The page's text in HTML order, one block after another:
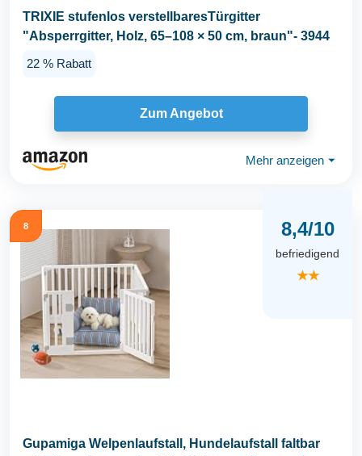
TRIXIE stufenlos verstellbaresTürgitter
"Absperrgitter, Holz, 65–108 × 50 cm, braun"- 3944
22 % Rabatt
Zum Angebot
Mehr anzeigen ⏷
8 8,4/10
befriedigend
★★
Gupamiga Welpenlaufstall, Hundelaufstall faltbar